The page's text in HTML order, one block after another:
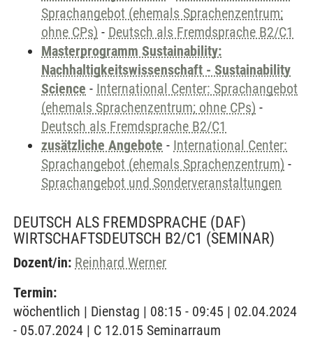
Sprachangebot (ehemals Sprachenzentrum;
ohne CPs) - Deutsch als Fremdsprache B2/C1
Masterprogramm Sustainability:
Nachhaltigkeitswissenschaft - Sustainability
Science - International Center: Sprachangebot
(ehemals Sprachenzentrum; ohne CPs) -
Deutsch als Fremdsprache B2/C1
zusätzliche Angebote - International Center:
Sprachangebot (ehemals Sprachenzentrum) -
Sprachangebot und Sonderveranstaltungen
DEUTSCH ALS FREMDSPRACHE (DAF)
WIRTSCHAFTSDEUTSCH B2/C1 (SEMINAR)
Dozent/in: Reinhard Werner
Termin:
wöchentlich | Dienstag | 08:15 - 09:45 | 02.04.2024
- 05.07.2024 | C 12.015 Seminarraum